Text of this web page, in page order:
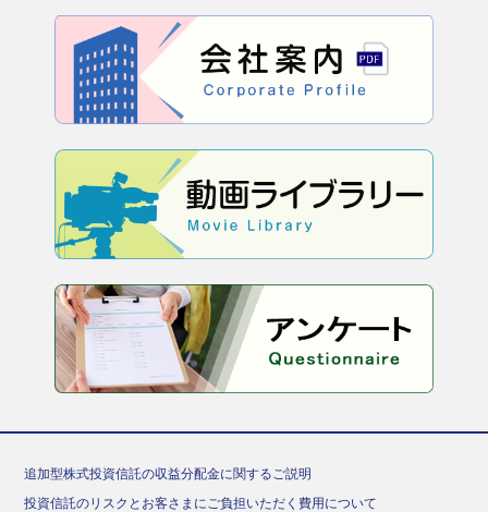
追加型株式投資信託の収益分配金に関するご説明
投資信託のリスクとお客さまにご負担いただく費用について